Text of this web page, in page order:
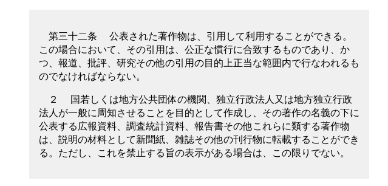
第三十二条 公表された著作物は、引用して利用することができる。
この場合において、その引用は、公正な慣行に合致するものであり、か
つ、報道、批評、研究その他の引用の目的上正当な範囲内で行なわれるも
のでなければならない。
２ 国若しくは地方公共団体の機関、独立行政法人又は地方独立行政
法人が一般に周知させることを目的として作成し、その著作の名義の下に
公表する広報資料、調査統計資料、報告書その他これらに類する著作物
は、説明の材料として新聞紙、雑誌その他の刊行物に転載することができ
る。ただし、これを禁止する旨の表示がある場合は、この限りでない。